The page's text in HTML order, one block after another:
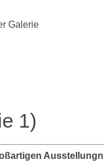
Galerie
1)
Ausstellungn